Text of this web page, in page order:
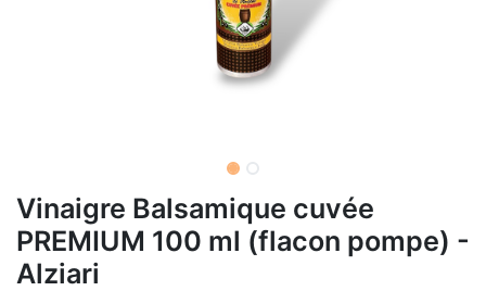
Vinaigre Balsamique cuvée
PREMIUM 100 ml (flacon pompe) -
Alziari